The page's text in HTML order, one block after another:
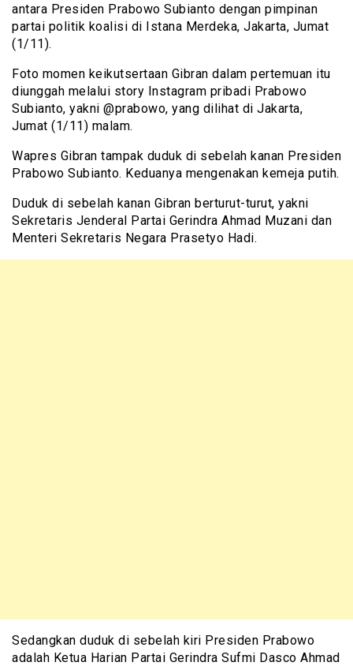
antara Presiden Prabowo Subianto dengan pimpinan
partai politik koalisi di Istana Merdeka, Jakarta, Jumat
(1/11).
Foto momen keikutsertaan Gibran dalam pertemuan itu
diunggah melalui story Instagram pribadi Prabowo
Subianto, yakni @prabowo, yang dilihat di Jakarta,
Jumat (1/11) malam.
Wapres Gibran tampak duduk di sebelah kanan Presiden
Prabowo Subianto. Keduanya mengenakan kemeja putih.
Duduk di sebelah kanan Gibran berturut-turut, yakni
Sekretaris Jenderal Partai Gerindra Ahmad Muzani dan
Menteri Sekretaris Negara Prasetyo Hadi.
Sedangkan duduk di sebelah kiri Presiden Prabowo
adalah Ketua Harian Partai Gerindra Sufmi Dasco Ahmad